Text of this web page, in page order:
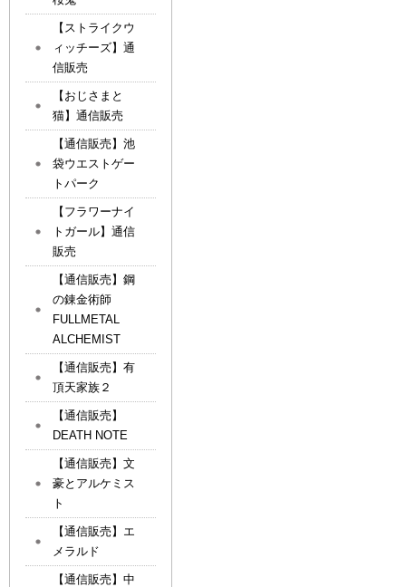
【ストライクウ
ィッチーズ】通
信販売
【おじさまと
猫】通信販売
【通信販売】池
袋ウエストゲー
トパーク
【フラワーナイ
トガール】通信
販売
【通信販売】鋼
の錬金術師
FULLMETAL
ALCHEMIST
【通信販売】有
頂天家族２
【通信販売】
DEATH NOTE
【通信販売】文
豪とアルケミス
ト
【通信販売】エ
メラルド
【通信販売】中